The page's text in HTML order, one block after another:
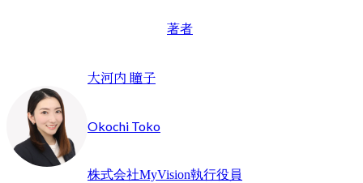
著者
大河内 瞳子
Okochi Toko
株式会社MyVision執行役員